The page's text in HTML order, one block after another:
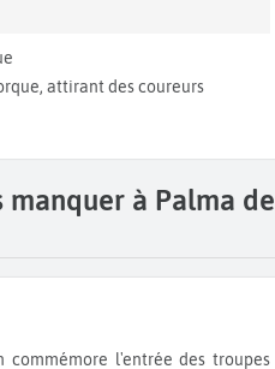
attirant des coureurs
à Palma de